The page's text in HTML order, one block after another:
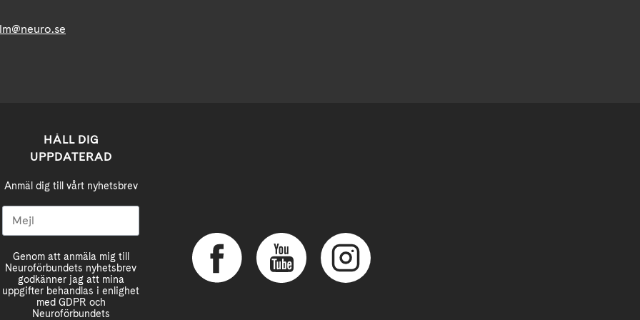
HÅLL DIG
UPPDATERAD
Anmäl dig till vårt nyhetsbrev
Genom att anmäla mig till
Neuroförbundets nyhetsbrev
godkänner jag att mina
uppgifter behandlas i enlighet
med GDPR och
Neuroförbundets